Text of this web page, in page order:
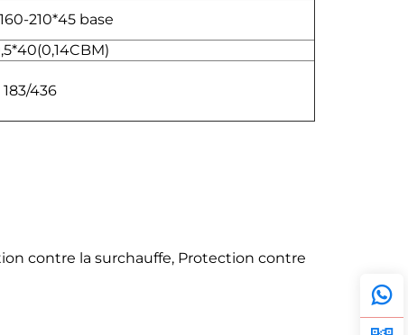
210*45 base
183/436
contre la surchauffe, Protection contre